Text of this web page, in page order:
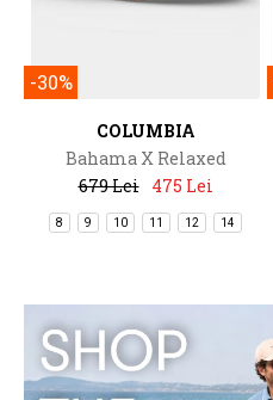
-30%
COLUMBIA
Bahama X Relaxed
679 Lei
475 Lei
8 9 10 11 12 14